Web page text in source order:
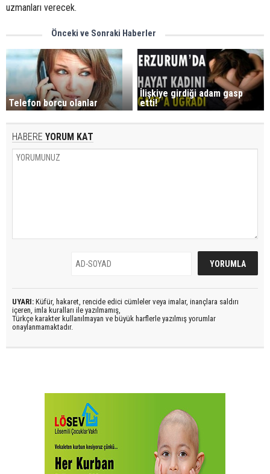
uzmanları verecek.
Önceki ve Sonraki Haberler
Telefon borcu olanlar
İlişkiye girdiği adam gasp
etti!
HABERE YORUM KAT
UYARI: Küfür, hakaret, rencide edici cümleler veya imalar, inançlara saldırı
içeren, imla kuralları ile yazılmamış,
Türkçe karakter kullanılmayan ve büyük harflerle yazılmış yorumlar
onaylanmamaktadır.